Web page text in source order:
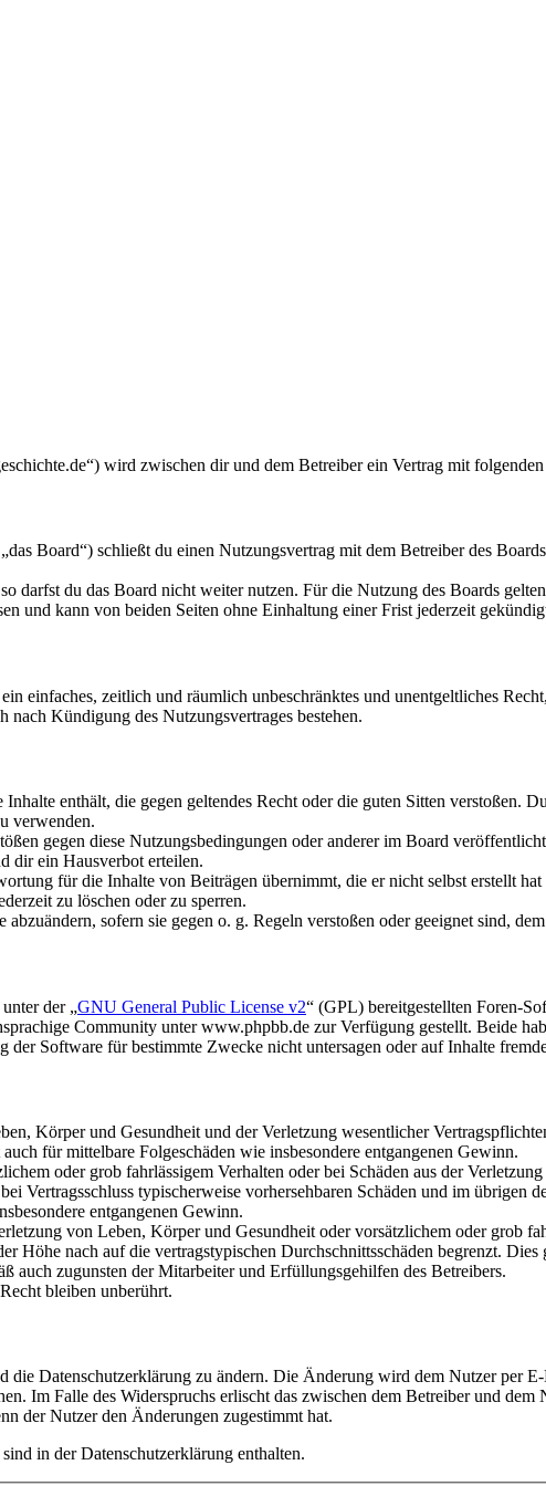
wird zwischen dir und dem Betreiber ein Vertrag mit folgenden
Board“) schließt du einen Nutzungsvertrag mit dem Betreiber des
darfst du das Board nicht weiter nutzen. Für die Nutzung des Boards
und kann von beiden Seiten ohne Einhaltung einer Frist jederzeit
einfaches, zeitlich und räumlich unbeschränktes und unentgeltliches
Kündigung des Nutzungsvertrages bestehen.
enthält, die gegen geltendes Recht oder die guten Sitten verstoßen.
verwenden.
gegen diese Nutzungsbedingungen oder anderer im Board
dir ein Hausverbot erteilen.
für die Inhalte von Beiträgen übernimmt, die er nicht selbst erstellt
zu löschen oder zu sperren.
sofern sie gegen o. g. Regeln verstoßen oder geeignet sind,
der „GNU General Public License v2“ (GPL) bereitgestellten Foren-
Community unter www.phpbb.de zur Verfügung gestellt. Beide
Software für bestimmte Zwecke nicht untersagen oder auf Inhalte
Körper und Gesundheit und der Verletzung wesentlicher
für mittelbare Folgeschäden wie insbesondere entgangenen Gewinn.
oder grob fahrlässigem Verhalten oder bei Schäden aus der
Vertragsschluss typischerweise vorhersehbaren Schäden und im übrigen
entgangenen Gewinn.
von Leben, Körper und Gesundheit oder vorsätzlichem oder grob
Höhe nach auf die vertragstypischen Durchschnittsschäden begrenzt.
auch zugunsten der Mitarbeiter und Erfüllungsgehilfen des Betreibers.
bleiben unberührt.
die Datenschutzerklärung zu ändern. Die Änderung wird dem Nutzer per
Im Falle des Widerspruchs erlischt das zwischen dem Betreiber und
der Nutzer den Änderungen zugestimmt hat.
in der Datenschutzerklärung enthalten.